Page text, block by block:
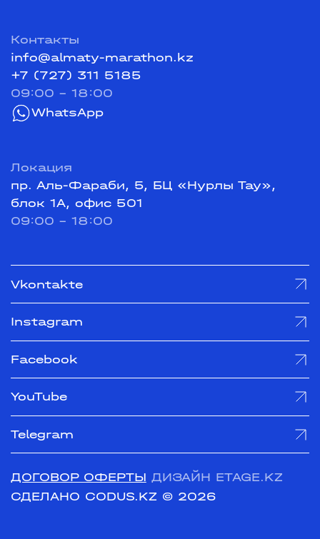
Контакты
info@almaty-marathon.kz
+7 (727) 311 5185
09:00 - 18:00
WhatsApp
Локация
пр. Аль-Фараби, 5, БЦ «Нурлы Тау»,
блок 1А, офис 501
09:00 - 18:00
Vkontakte
Instagram
Facebook
YouTube
Telegram
ДОГОВОР ОФЕРТЫ ДИЗАЙН ETAGE.KZ
СДЕЛАНО CODUS.KZ © 2026